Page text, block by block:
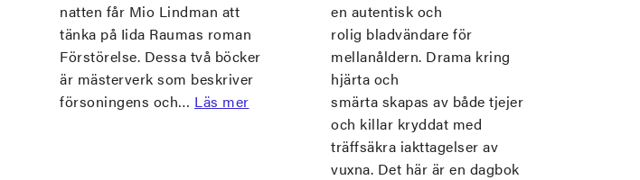
natten får Mio Lindman att
tänka på Iida Raumas roman
Förstörelse. Dessa två böcker
är mästerverk som beskriver
försoningens och… Läs mer
en autentisk och
rolig bladvändare för
mellanåldern. Drama kring
hjärta och
smärta skapas av både tjejer
och killar kryddat med
träffsäkra iakttagelser av
vuxna. Det här är en dagbok